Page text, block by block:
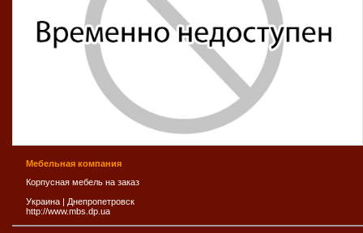
Мебельная компания
Корпусная мебель на заказ
Украина | Днепропетровск
http://www.mbs.dp.ua